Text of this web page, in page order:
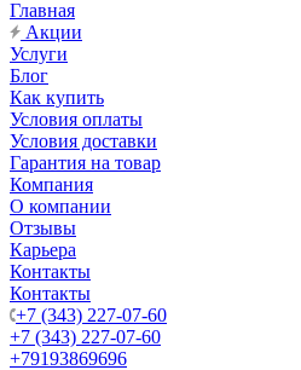
Главная
Акции
Услуги
Блог
Как купить
Условия оплаты
Условия доставки
Гарантия на товар
Компания
О компании
Отзывы
Карьера
Контакты
Контакты
+7 (343) 227-07-60
+7 (343) 227-07-60
+79193869696